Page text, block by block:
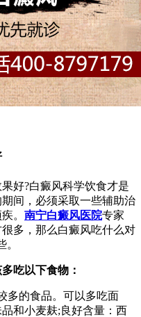
好?白癜风科学饮食才是
间，必须采取一些辅助治
。 南宁白癜风医院专家
多，那么白癜风吃什么对
吃以下食物：
的食品。可以多吃面
和小麦麸;良好含量：西